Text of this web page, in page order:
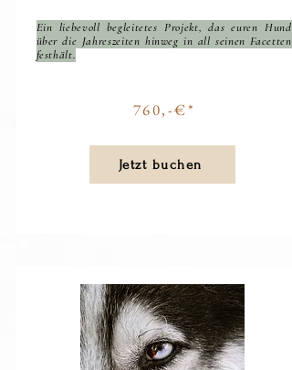
Ein liebevoll begleitetes Projekt, das euren Hund
über die Jahreszeiten hinweg in all seinen Facetten
festhält.
760,-€*
Jetzt buchen